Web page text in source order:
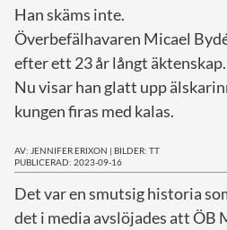
Monacos
Han skäms inte.
Överbefälhavaren Micael
efter ett 23 år långt äktenskap.
Nu visar han glatt upp
kungen firas med kalas.
AV: JENNIFER ERIXON | BILDER: TT
PUBLICERAD: 2023-09-16
Det var en smutsig historia
det i media avslöjades att ÖB